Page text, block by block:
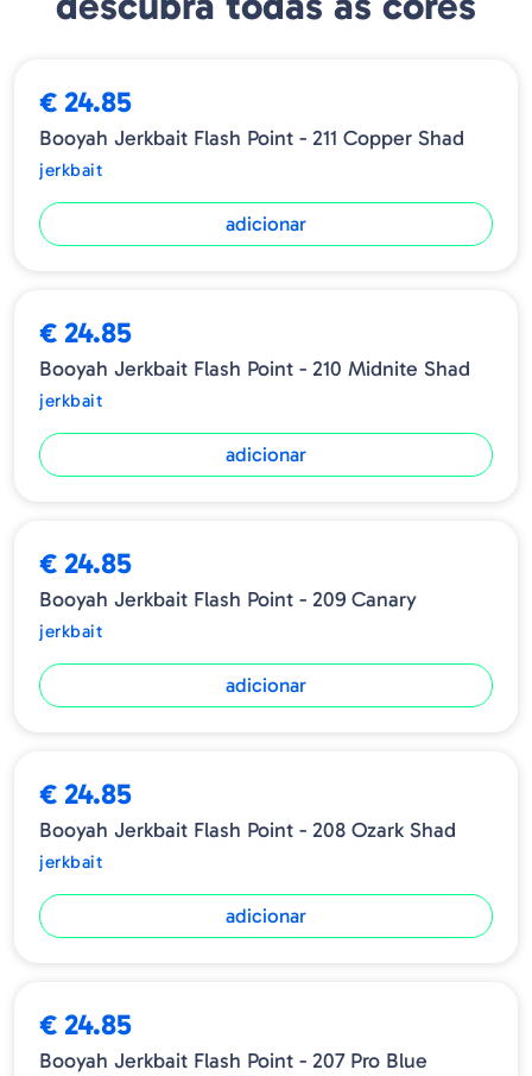
mais do que satisfeitos em apresentar o Flash Point após muitos
BOOYAH
Flash
€ 24.85
Booyah Jerkbait Flash Point - 211 Copper Shad
jerkbait
adicionar
€ 24.85
Booyah Jerkbait Flash Point - 210 Midnite Shad
jerkbait
adicionar
€ 24.85
Booyah Jerkbait Flash Point - 209 Canary
jerkbait
adicionar
€ 24.85
Booyah Jerkbait Flash Point - 208 Ozark Shad
jerkbait
adicionar
€ 24.85
Booyah Jerkbait Flash Point - 207 Pro Blue